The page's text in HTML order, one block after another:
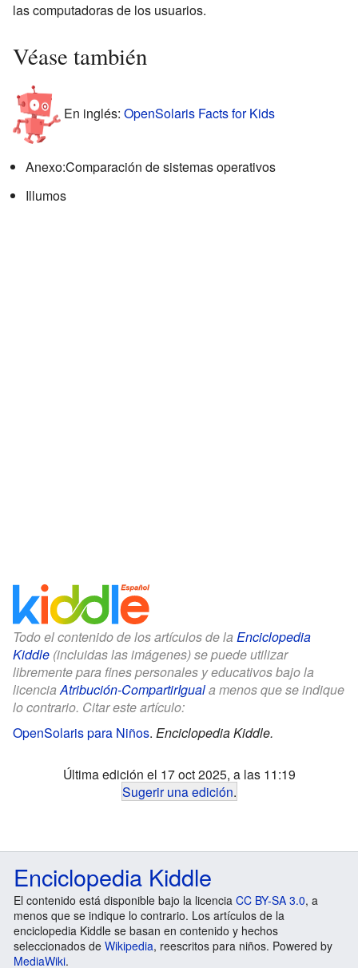
las computadoras de los usuarios.
Véase también
En inglés: OpenSolaris Facts for Kids
Anexo:Comparación de sistemas operativos
Illumos
Todo el contenido de los artículos de la Enciclopedia
Kiddle (incluidas las imágenes) se puede utilizar
libremente para fines personales y educativos bajo la
licenciaAtribución-CompartirIguala menos que se indique
lo contrario. Citar este artículo:
OpenSolaris para Niños. Enciclopedia Kiddle.
Última edición el 17 oct 2025, a las 11:19
Sugerir una edición.
Enciclopedia Kiddle
El contenido está disponible bajo la licencia CC BY-SA 3.0, a
menos que se indique lo contrario. Los artículos de la
enciclopedia Kiddle se basan en contenido y hechos
seleccionados de Wikipedia, reescritos para niños. Powered by
MediaWiki.